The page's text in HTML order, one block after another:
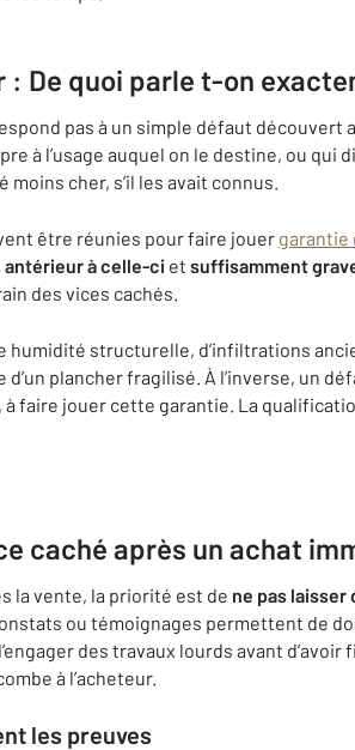
De quoi parle t-on
pas à un simple défaut découvert
à l’usage auquel on le destine, ou qui
moins cher, s’il les avait connus.
être réunies pour faire jouer garantie
antérieur à celle-ci et suffisamment
des vices cachés.
humidité structurelle, d’infiltrations
plancher fragilisé. À l’inverse, un
faire jouer cette garantie. La
caché après un achat
la vente, la priorité est de ne pas
ou témoignages permettent de
des travaux lourds avant
à l’acheteur.
les preuves